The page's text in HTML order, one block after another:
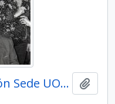
ITEM 0086 - Inauguración Sede UOMA.